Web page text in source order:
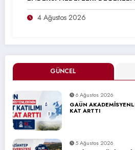
GÜNCEL
6 Ağustos 2026
GAÜN
KAT ARTTI
5 Ağustos 2026
4 Ağustos 2026